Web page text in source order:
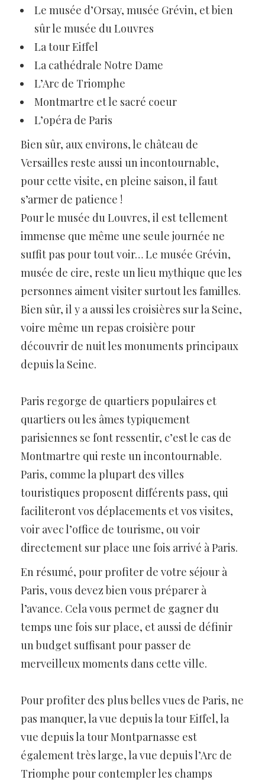
Le musée d’Orsay, musée Grévin, et bien
sûr le musée du Louvres
La tour Eiffel
La cathédrale Notre Dame
L’Arc de Triomphe
Montmartre et le sacré coeur
L’opéra de Paris
Bien sûr, aux environs, le château de
Versailles reste aussi un incontournable,
pour cette visite, en pleine saison, il faut
s’armer de patience !
Pour le musée du Louvres, il est tellement
immense que même une seule journée ne
suffit pas pour tout voir… Le musée Grévin,
musée de cire, reste un lieu mythique que les
personnes aiment visiter surtout les familles.
Bien sûr, il y a aussi les croisières sur la Seine,
voire même un repas croisière pour
découvrir de nuit les monuments principaux
depuis la Seine.
Paris regorge de quartiers populaires et
quartiers ou les âmes typiquement
parisiennes se font ressentir, c’est le cas de
Montmartre qui reste un incontournable.
Paris, comme la plupart des villes
touristiques proposent différents pass, qui
faciliteront vos déplacements et vos visites,
voir avec l’office de tourisme, ou voir
directement sur place une fois arrivé à Paris.
En résumé, pour profiter de votre séjour à
Paris, vous devez bien vous préparer à
l’avance. Cela vous permet de gagner du
temps une fois sur place, et aussi de définir
un budget suffisant pour passer de
merveilleux moments dans cette ville.
Pour profiter des plus belles vues de Paris, ne
pas manquer, la vue depuis la tour Eiffel, la
vue depuis la tour Montparnasse est
également très large, la vue depuis l’Arc de
Triomphe pour contempler les champs